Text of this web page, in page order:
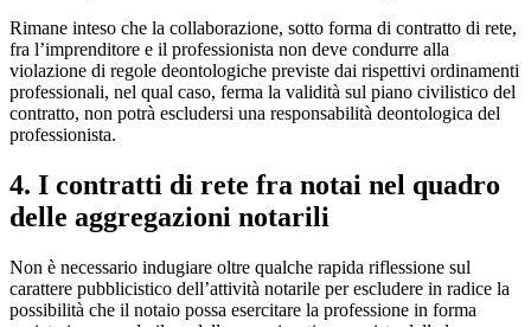
Rimane inteso che la collaborazione, sotto forma di contratto di rete,
fra l’imprenditore e il professionista non deve condurre alla
violazione di regole deontologiche previste dai rispettivi ordinamenti
professionali, nel qual caso, ferma la validità sul piano civilistico del
contratto, non potrà escludersi una responsabilità deontologica del
professionista.
4. I contratti di rete fra notai nel quadro
delle aggregazioni notarili
Non è necessario indugiare oltre qualche rapida riflessione sul
carattere pubblicistico dell’attività notarile per escludere in radice la
possibilità che il notaio possa esercitare la professione in forma